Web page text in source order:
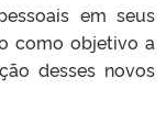
em seus
como objetivo a
desses novos